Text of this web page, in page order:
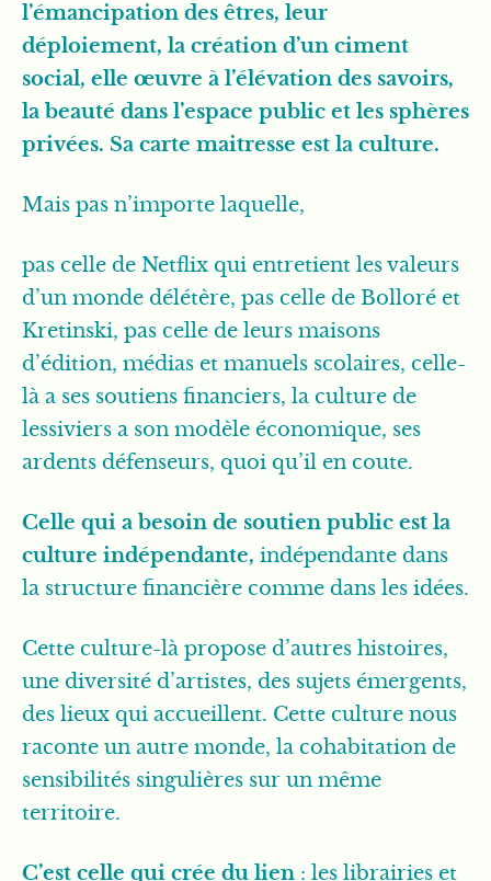
l’émancipation des êtres, leur
déploiement, la création d’un ciment
social, elle œuvre à l’élévation des savoirs,
la beauté dans l’espace public et les sphères
privées. Sa carte maitresse est la culture.
Mais pas n’importe laquelle,
pas celle de Netflix qui entretient les valeurs
d’un monde délétère, pas celle de Bolloré et
Kretinski, pas celle de leurs maisons
d’édition, médias et manuels scolaires, celle-
là a ses soutiens financiers, la culture de
lessiviers a son modèle économique, ses
ardents défenseurs, quoi qu’il en coute.
Celle qui a besoin de soutien public est la
culture indépendante, indépendante dans
la structure financière comme dans les idées.
Cette culture-là propose d’autres histoires,
une diversité d’artistes, des sujets émergents,
des lieux qui accueillent. Cette culture nous
raconte un autre monde, la cohabitation de
sensibilités singulières sur un même
territoire.
C’est celle qui crée du lien : les librairies et